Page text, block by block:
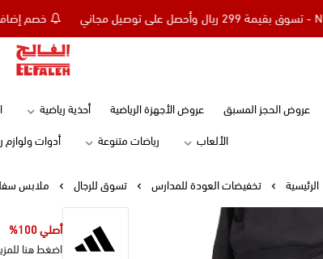
خصم إضافي 15% للعملاء الجدد كود NC15 - تسوق بقيمة 299 ريال وأحصل على توصيل مجاني
عروض الحجز المسبق عروض الأجهزة الرياضية أحذية رياضية
الألعاب
رياضات متنوعة أدوات ولوازم
الرئيسية تخفيضات العودة للمدارس تسوق للرجال ملابس
أصلي 100%
اضغط هنا